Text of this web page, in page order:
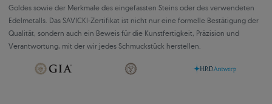
Goldes sowie der Merkmale des eingefassten Steins oder des verwendeten
Edelmetalls. Das SAVICKI-Zertifikat ist nicht nur eine formelle Bestätigung der
Qualität, sondern auch ein Beweis für die Kunstfertigkeit, Präzision und
Verantwortung, mit der wir jedes Schmuckstück herstellen.